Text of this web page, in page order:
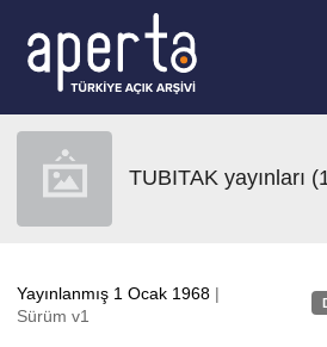
TUBITAK yayınları
Yayınlanmış 1 Ocak 1968 |
Sürüm v1